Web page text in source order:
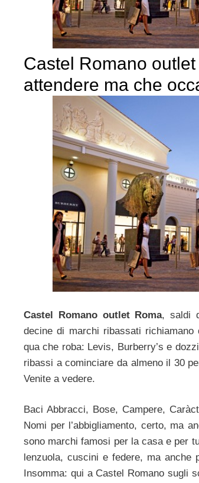
Castel Romano
attendere ma che
Castel Romano outlet Roma, saldi
decine di marchi ribassati
qua che roba: Levis, Burberry’s e
ribassi a cominciare da almeno il 30
Venite a vedere.
Baci Abbracci, Bose, Campere,
Nomi per l’abbigliamento, certo, ma
sono marchi famosi per la casa e per
lenzuola, cuscini e federe, ma anche
Insomma: qui a Castel Romano sugli